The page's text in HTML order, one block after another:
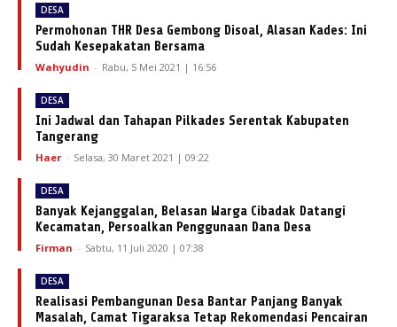
DESA
Permohonan THR Desa Gembong Disoal, Alasan Kades: Ini
Sudah Kesepakatan Bersama
Wahyudin - Rabu, 5 Mei 2021 | 16:56
DESA
Ini Jadwal dan Tahapan Pilkades Serentak Kabupaten
Tangerang
Haer - Selasa, 30 Maret 2021 | 09:22
DESA
Banyak Kejanggalan, Belasan Warga Cibadak Datangi
Kecamatan, Persoalkan Penggunaan Dana Desa
Firman - Sabtu, 11 Juli 2020 | 07:38
DESA
Realisasi Pembangunan Desa Bantar Panjang Banyak
Masalah, Camat Tigaraksa Tetap Rekomendasi Pencairan